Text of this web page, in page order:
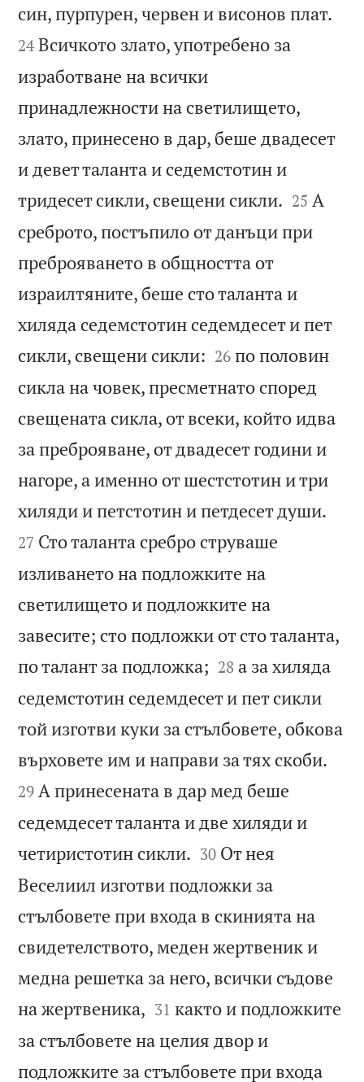
син, пурпурен, червен и висонов плат.
24 Всичкото злато, употребено за
изработване на всички
принадлежности на светилището,
злато, принесено в дар, беше двадесет
и девет таланта и седемстотин и
тридесет сикли, свещени сикли. 

25 А
среброто, постъпило от данъци при
преброяването в общността от
израилтяните, беше сто таланта и
хиляда седемстотин седемдесет и пет
сикли, свещени сикли: 

26 по половин
сикла на човек, пресметнато според
свещената сикла, от всеки, който идва
за преброяване, от двадесет години и
нагоре, а именно от шестстотин и три
хиляди и петстотин и петдесет души.
27 Сто таланта сребро струваше
изливането на подложките на
светилището и подложките на
завесите; сто подложки от сто таланта,
по талант за подложка; 

28 а за хиляда
седемстотин седемдесет и пет сикли
той изготви куки за стълбовете, обкова
върховете им и направи за тях скоби.
29 А принесената в дар мед беше
седемдесет таланта и две хиляди и
четиристотин сикли. 

30 От нея
Веселиил изготви подложки за
стълбовете при входа в скинията на
свидетелството, меден жертвеник и
медна решетка за него, всички съдове
на жертвеника, 

31 както и подложките
за стълбовете на целия двор и
подложките за стълбовете при входа